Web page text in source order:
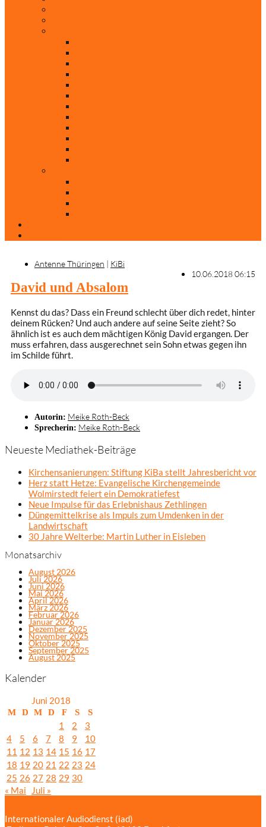
Antenne Thüringen | KiBi
10.06.2018 06:15
David und Absalom
Kennst du das? Dass ein Freund schlecht über dich redet, hinter
deinem Rücken? Und auch andere auf seine Seite zieht? So
ähnlich ist es auch dem mächtigen König David ergangen. Der
muss erfahren, dass ausgerechnet sein Sohn etwas gegen ihn
im Schilde führt.
Autorin: Meike Roth-Beck
Sprecherin: Meike Roth-Beck
Neueste Mediathek-Beiträge
Kirchensanierungen: Stiftung KiBa stellt Jahresbericht vor
Herz statt Hetze: Evangelische Kirchengemeinde
Wolmirstedt feiert ein Demokratiefest
Neue Impulse für das Erlebnishaus Zethlingen
Düngemittelkrise als Impuls zum Umdenken in der
Landwirtschaft
30 Jahre Welterbe: Martin Luther in Eisleben
Monatsarchiv
August 2026
Juli 2026
Juni 2026
Mai 2026
April 2026
März 2026
Februar 2026
Januar 2026
Dezember 2025
November 2025
Oktober 2025
September 2025
August 2025
Kalender
Juni 2018
M D M D F S S
1 2
3
4
5 6 7 8 9
10
11 12 13 14 15 16 17
18 19 20 21 22 23 24
25 26 27 28 29 30
« Mai
Juli »
Internationaler Audiodienst (iad)